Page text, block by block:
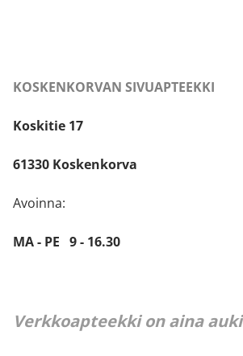
KOSKENKORVAN SIVUAPTEEKKI
Koskitie 17
61330 Koskenkorva
Avoinna:
MA - PE 9 - 16.30
Verkkoapteekki on aina auki